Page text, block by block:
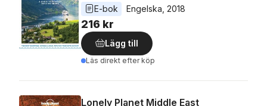
E-bok
Engelska 2018
216 kr
Lägg till
Läs direkt efter köp
Lonely Planet Middle East